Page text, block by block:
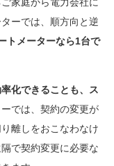
ーでは、順方向と逆
トメーターなら1台で
化できることも、ス
では、契約の変更が
離しをおこなわなけ
で契約変更に必要な